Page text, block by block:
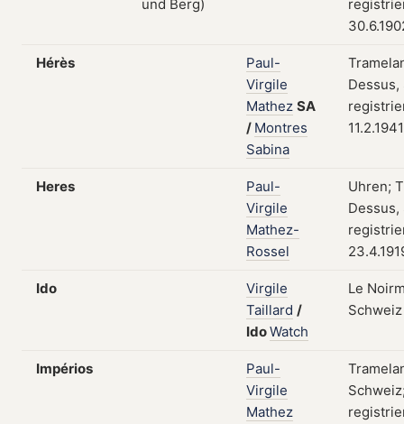
Hérès
Paul-
Virgile
Mathez SA
/ Montres
Sabina
Dessus,
11.2.1941
Heres
Paul-
Virgile
Mathez-
Rossel
Uhren;
Dessus,
Ido
Virgile
Taillard /
IdoWatch
Le
Schweiz
Impérios
Paul-
Virgile
Mathez